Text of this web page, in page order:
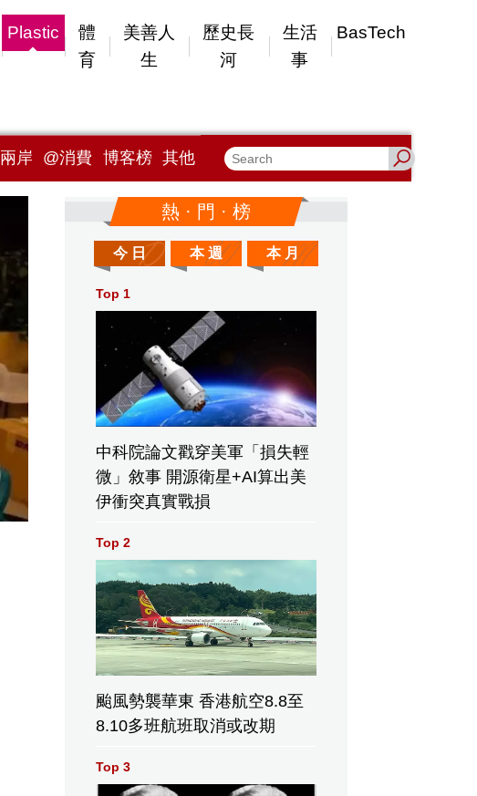
Plastic
體
育
美善人
生
歷史長
河
生活
事
BasTech
兩岸 @消費 博客榜 其他
熱 · 門 · 榜
今 日 本 週 本 月
Top 1
中科院論文戳穿美軍「損失輕
微」敘事 開源衛星+AI算出美
伊衝突真實戰損
Top 2
颱風勢襲華東 香港航空8.8至
8.10多班航班取消或改期
Top 3